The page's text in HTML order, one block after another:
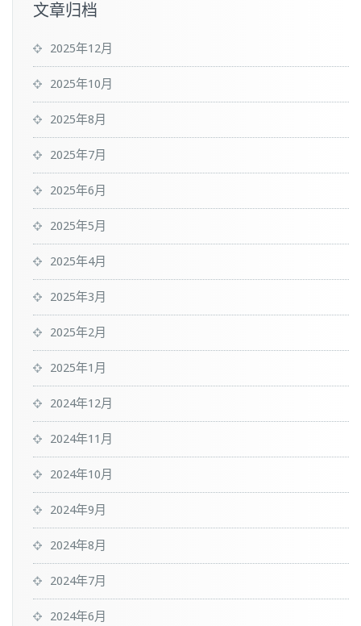
文章归档
2025年12月
2025年10月
2025年8月
2025年7月
2025年6月
2025年5月
2025年4月
2025年3月
2025年2月
2025年1月
2024年12月
2024年11月
2024年10月
2024年9月
2024年8月
2024年7月
2024年6月